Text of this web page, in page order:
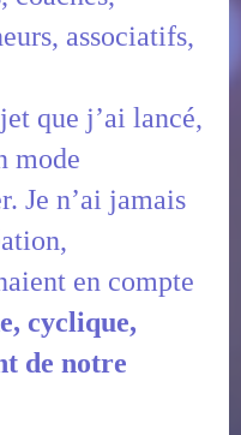
associatifs,
que j’ai lancé,
mode
Je n’ai jamais
en compte
cyclique,
de notre